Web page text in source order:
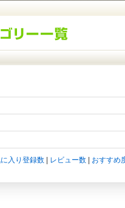
おすすめ
レビュー数
入り登録数